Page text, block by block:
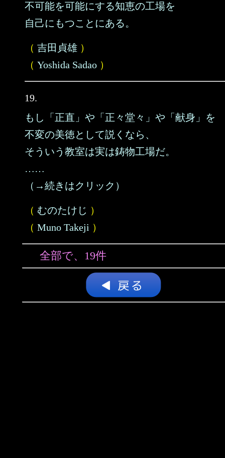
不可能を可能にする知恵の工場を
自己にもつことにある。
（ 吉田貞雄 ）
（ Yoshida Sadao ）
19.
もし「正直」や「正々堂々」や「献身」を
不変の美徳として説くなら、
そういう教室は実は鋳物工場だ。
……
（→続きはクリック）
（ むのたけじ ）
（ Muno Takeji ）
全部で、19件